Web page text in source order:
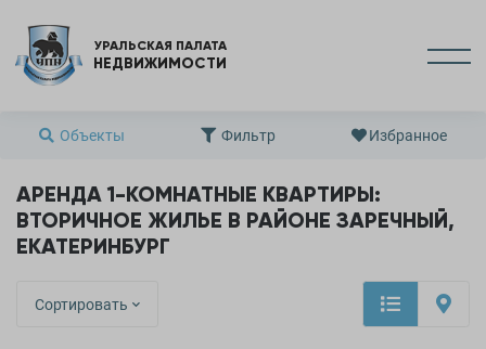
УРАЛЬСКАЯ ПАЛАТА
НЕДВИЖИМОСТИ
Объекты Фильтр Избранное
АРЕНДА 1-КОМНАТНЫЕ КВАРТИРЫ:
ВТОРИЧНОЕ ЖИЛЬЕ В РАЙОНЕ ЗАРЕЧНЫЙ,
ЕКАТЕРИНБУРГ
Сортировать